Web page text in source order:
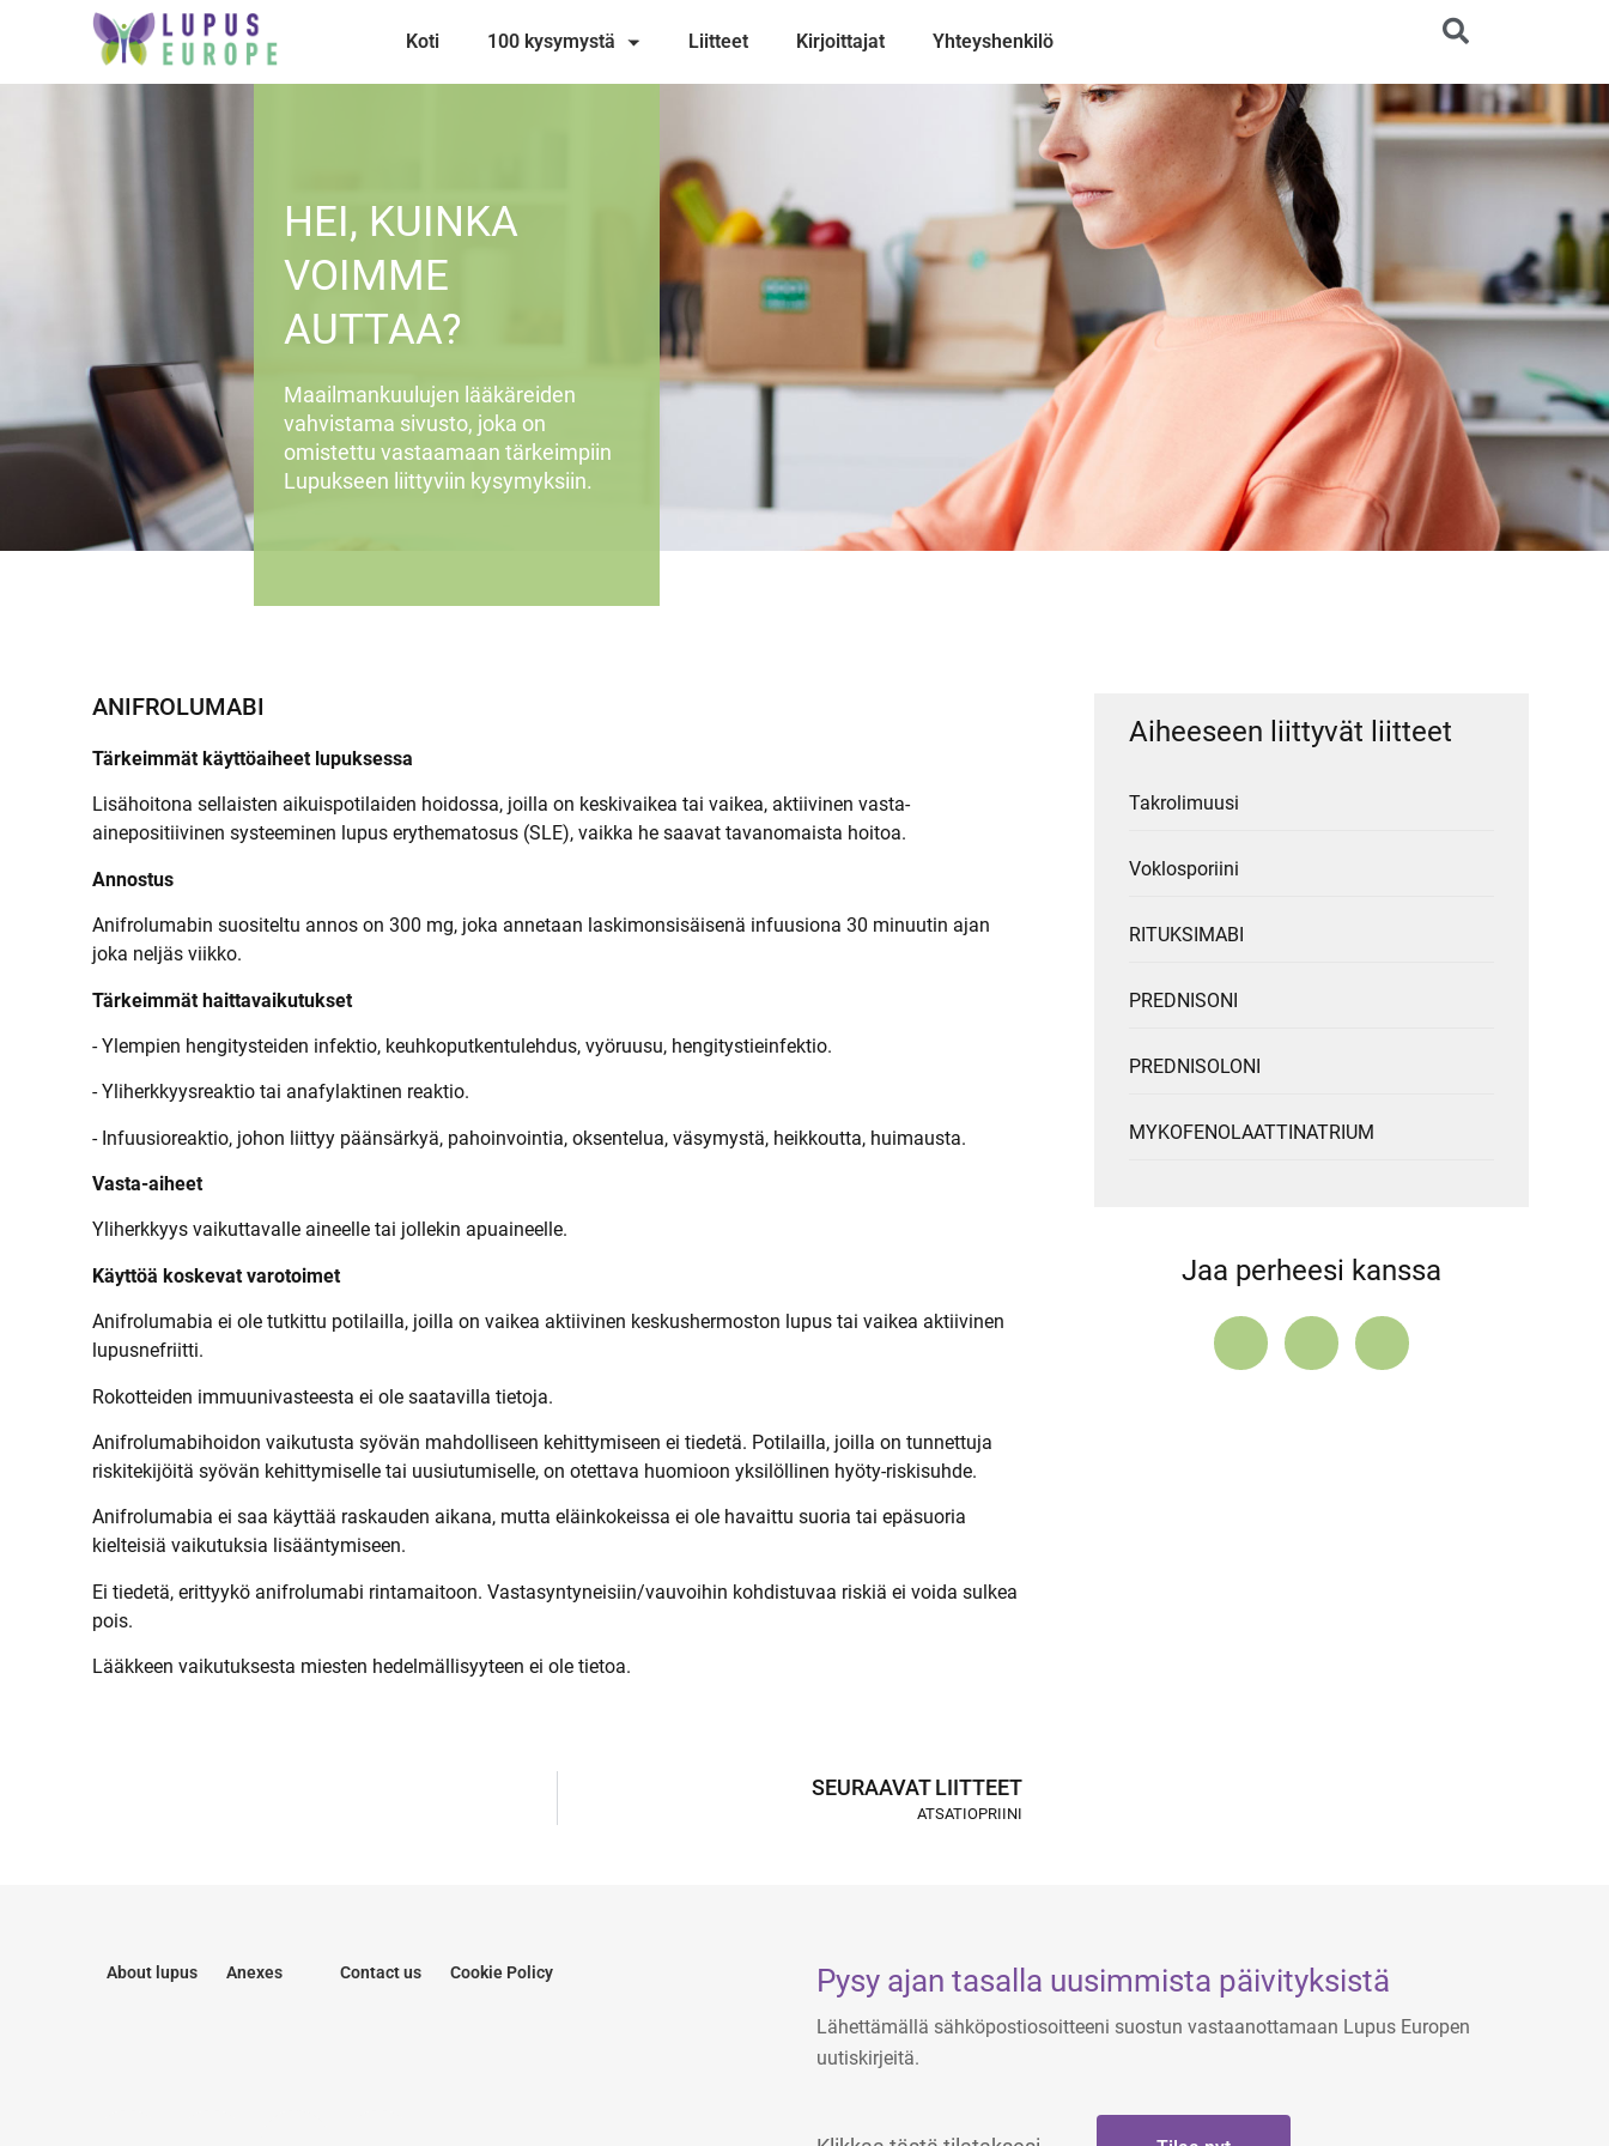
Koti 100 kysymystä Liitteet Kirjoittajat Yhteyshenkilö
HEI, KUINKA
VOIMME
AUTTAA?
Maailmankuulujen lääkäreiden
vahvistama sivusto, joka on
omistettu vastaamaan tärkeimpiin
Lupukseen liittyviin kysymyksiin.
ANIFROLUMABI
Tärkeimmät käyttöaiheet lupuksessa
Lisähoitona sellaisten aikuispotilaiden hoidossa, joilla on keskivaikea tai vaikea, aktiivinen vasta-
ainepositiivinen systeeminen lupus erythematosus (SLE), vaikka he saavat tavanomaista hoitoa.
Annostus
Anifrolumabin suositeltu annos on 300 mg, joka annetaan laskimonsisäisenä infuusiona 30 minuutin ajan
joka neljäs viikko.
Tärkeimmät haittavaikutukset
- Ylempien hengitysteiden infektio, keuhkoputkentulehdus, vyöruusu, hengitystieinfektio.
- Yliherkkyysreaktio tai anafylaktinen reaktio.
- Infuusioreaktio, johon liittyy päänsärkyä, pahoinvointia, oksentelua, väsymystä, heikkoutta, huimausta.
Vasta-aiheet
Yliherkkyys vaikuttavalle aineelle tai jollekin apuaineelle.
Käyttöä koskevat varotoimet
Anifrolumabia ei ole tutkittu potilailla, joilla on vaikea aktiivinen keskushermoston lupus tai vaikea aktiivinen
lupusnefriitti.
Rokotteiden immuunivasteesta ei ole saatavilla tietoja.
Anifrolumabihoidon vaikutusta syövän mahdolliseen kehittymiseen ei tiedetä. Potilailla, joilla on tunnettuja
riskitekijöitä syövän kehittymiselle tai uusiutumiselle, on otettava huomioon yksilöllinen hyöty-riskisuhde.
Anifrolumabia ei saa käyttää raskauden aikana, mutta eläinkokeissa ei ole havaittu suoria tai epäsuoria
kielteisiä vaikutuksia lisääntymiseen.
Ei tiedetä, erittyykö anifrolumabi rintamaitoon. Vastasyntyneisiin/vauvoihin kohdistuvaa riskiä ei voida sulkea
pois.
Lääkkeen vaikutuksesta miesten hedelmällisyyteen ei ole tietoa.
SEURAAVAT LIITTEET
ATSATIOPRIINI
Aiheeseen liittyvät liitteet
Takrolimuusi
Voklosporiini
RITUKSIMABI
PREDNISONI
PREDNISOLONI
MYKOFENOLAATTINATRIUM
Jaa perheesi kanssa
About lupus Anexes Contact us Cookie Policy Pysy ajan tasalla uusimmista päivityksistä
Lähettämällä sähköpostiosoitteeni suostun vastaanottamaan Lupus Europen
uutiskirjeitä.